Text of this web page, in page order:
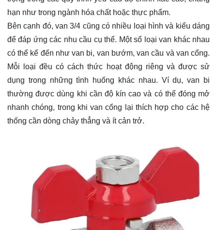
hạn như trong ngành hóa chất hoặc thực phẩm.
Bên cạnh đó, van 3/4 cũng có nhiều loại hình và kiểu dáng
để đáp ứng các nhu cầu cụ thể. Một số loại van khác nhau
có thể kể đến như van bi, van bướm, van cầu và van cổng.
Mỗi loại đều có cách thức hoạt động riêng và được sử
dụng trong những tình huống khác nhau. Ví dụ, van bi
thường được dùng khi cần độ kín cao và có thể đóng mở
nhanh chóng, trong khi van cổng lại thích hợp cho các hệ
thống cần dòng chảy thẳng và ít cản trở.